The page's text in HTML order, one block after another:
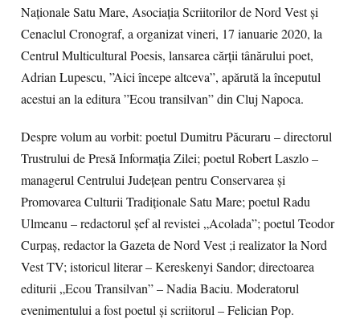
Naționale Satu Mare, Asociația Scriitorilor de Nord Vest și
Cenaclul Cronograf, a organizat vineri, 17 ianuarie 2020, la
Centrul Multicultural Poesis, lansarea cărții tânărului poet,
Adrian Lupescu, ”Aici începe altceva”, apărută la începutul
acestui an la editura ”Ecou transilvan” din Cluj Napoca.
Despre volum au vorbit: poetul Dumitru Păcuraru – directorul
Trustrului de Presă Informația Zilei; poetul Robert Laszlo –
managerul Centrului Județean pentru Conservarea și
Promovarea Culturii Tradiționale Satu Mare; poetul Radu
Ulmeanu – redactorul șef al revistei „Acolada”; poetul Teodor
Curpaș, redactor la Gazeta de Nord Vest ;i realizator la Nord
Vest TV; istoricul literar – Kereskenyi Sandor; directoarea
editurii „Ecou Transilvan” – Nadia Baciu. Moderatorul
evenimentului a fost poetul și scriitorul – Felician Pop.